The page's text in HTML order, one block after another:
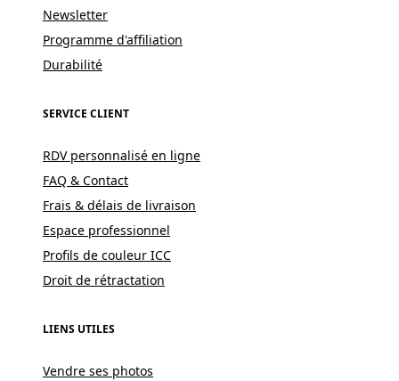
Newsletter
Programme d'affiliation
Durabilité
SERVICE CLIENT
RDV personnalisé en ligne
FAQ & Contact
Frais & délais de livraison
Espace professionnel
Profils de couleur ICC
Droit de rétractation
LIENS UTILES
Vendre ses photos